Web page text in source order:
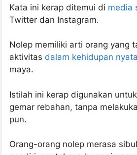
Kata ini kerap ditemui di media
Twitter dan Instagram.
Nolep memiliki arti orang yang
aktivitas dalam kehidupan
maya.
Istilah ini kerap digunakan
gemar rebahan, tanpa
pun.
Orang-orang nolep merasa